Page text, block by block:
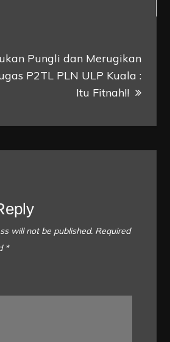
Pungli dan Merugikan
P2TL PLN ULP Kuala :
Itu Fitnah!!
will not be published. Required
*